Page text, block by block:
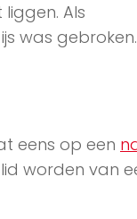
Als
was
eens op een
worden van